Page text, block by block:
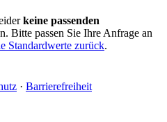
keine passenden
Bitte passen Sie Ihre Anfrage an
Standardwerte zurück.
· Barrierefreiheit